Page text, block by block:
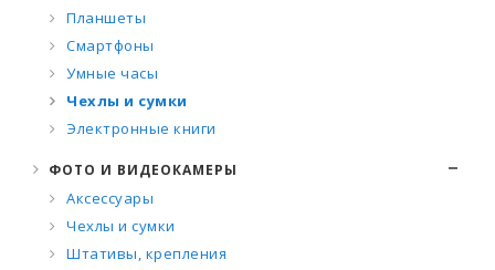
Планшеты
Смартфоны
Умные часы
Чехлы и сумки
Электронные книги
ФОТО И ВИДЕОКАМЕРЫ
Аксессуары
Чехлы и сумки
Штативы, крепления